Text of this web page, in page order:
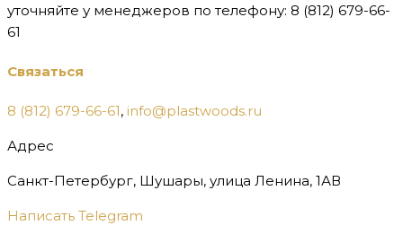
уточняйте у менеджеров по телефону: 8 (812) 679-66-
61
Связаться
8 (812) 679-66-61, info@plastwoods.ru
Адрес
Санкт-Петербург, Шушары, улица Ленина, 1АВ
Написать Telegram